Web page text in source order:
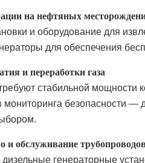
на нефтяных
и оборудование для
для обеспечения
и переработки газа
стабильной мощности
мониторинга безопасности —
и обслуживание трубопроводов
генераторные